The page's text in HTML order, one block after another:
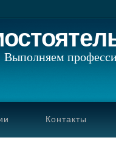
Выполняем
Контакты